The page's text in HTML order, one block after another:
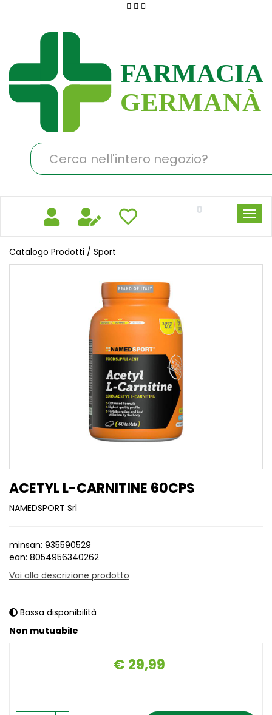
principale
Germanà
Cerca
Prodotto
0
Catalogo Prodotti / Sport
ACETYL L-CARNITINE 60CPS
NAMEDSPORT Srl
minsan: 935590529
ean: 8054956340262
Vai alla descrizione prodotto
Bassa disponibilità
Non mutuabile
Prezzo
€ 29,99